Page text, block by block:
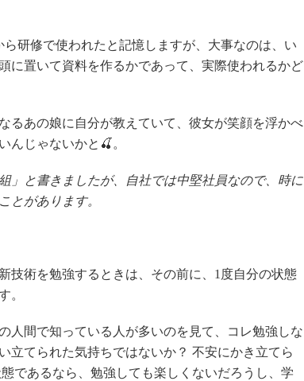
研修で使われたと記憶しますが、大事なのは、い
に置いて資料を作るかであって、実際使われるかど
るあの娘に自分が教えていて、彼女が笑顔を浮かべ
んじゃないかと🍒。
」と書きましたが、自社では中堅社員なので、時に
とがあります。
技術を勉強するときは、その前に、1度自分の状態
。
人間で知っている人が多いのを見て、コレ勉強しな
てられた気持ちではないか？ 不安にかき立てら
であるなら、勉強しても楽しくないだろうし、学